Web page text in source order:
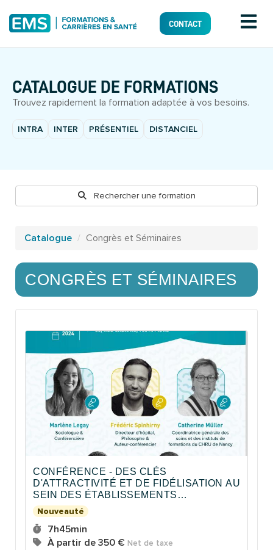
CONTACT
CATALOGUE DE FORMATIONS
Trouvez rapidement la formation adaptée à vos besoins.
INTRA INTER PRÉSENTIEL DISTANCIEL
Rechercher une formation
Catalogue Congrès et Séminaires
CONGRÈS ET SÉMINAIRES
CONFÉRENCE - DES CLÉS
D'ATTRACTIVITÉ ET DE FIDÉLISATION AU
SEIN DES ÉTABLISSEMENTS
SANITAIRES ET SOCIAUX
Nouveauté
Durée :
7h45min
Prix :
À partir de 350 € Net de taxe